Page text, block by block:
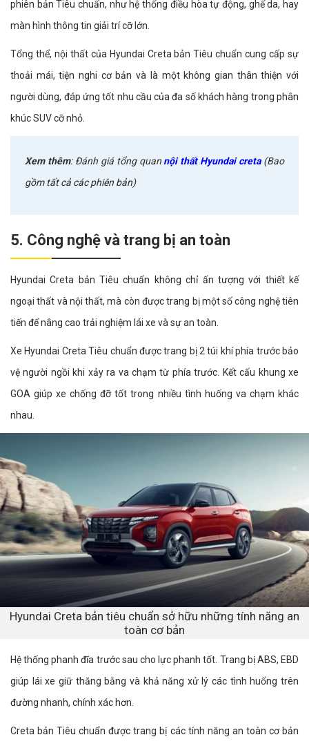
phiên bản Tiêu chuẩn, như hệ thống điều hòa tự động, ghế da, hay
màn hình thông tin giải trí cỡ lớn.
Tổng thể, nội thất của Hyundai Creta bản Tiêu chuẩn cung cấp sự
thoải mái, tiện nghi cơ bản và là một không gian thân thiện với
người dùng, đáp ứng tốt nhu cầu của đa số khách hàng trong phân
khúc SUV cỡ nhỏ.
Xem thêm: Đánh giá tổng quan nội thất Hyundai creta(Bao
gồm tất cả các phiên bản)
5. Công nghệ và trang bị an toàn
Hyundai Creta bản Tiêu chuẩn không chỉ ấn tượng với thiết kế
ngoại thất và nội thất, mà còn được trang bị một số công nghệ tiên
tiến để nâng cao trải nghiệm lái xe và sự an toàn.
Xe Hyundai Creta Tiêu chuẩn được trang bị 2 túi khí phía trước bảo
vệ người ngồi khi xảy ra va chạm từ phía trước. Kết cấu khung xe
GOA giúp xe chống đỡ tốt trong nhiều tình huống va chạm khác
nhau.
Hyundai Creta bản tiêu chuẩn sở hữu những tính năng an
toàn cơ bản
Hệ thống phanh đĩa trước sau cho lực phanh tốt. Trang bị ABS, EBD
giúp lái xe giữ thăng bằng và khả năng xử lý các tình huống trên
đường nhanh, chính xác hơn.
Creta bản Tiêu chuẩn được trang bị các tính năng an toàn cơ bản